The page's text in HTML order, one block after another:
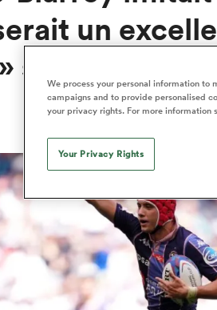
un
selon Grill
We process your personal information to
campaigns and to provide personalised
your privacy rights. For more information
Your Privacy Rights